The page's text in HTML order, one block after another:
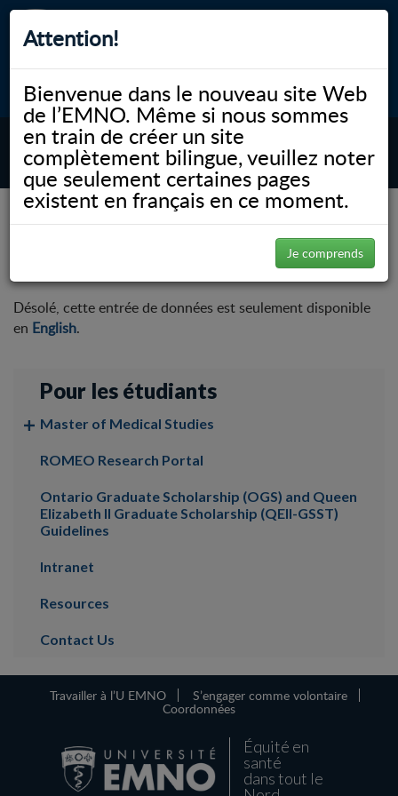
Attention!
Bienvenue dans le nouveau site Web
de l’EMNO. Même si nous sommes
en train de créer un site
complètement bilingue, veuillez noter
que seulement certaines pages
existent en français en ce moment.
Je comprends
myNOSM Accessibilité A- A+ English
MENU
NOSM.ca Recherche Pour les étudiants Funding Opportunities
Funding Opportunities
Désolé, cette entrée de données est seulement disponible
en English.
Pour les étudiants
Master of Medical Studies
ROMEO Research Portal
Ontario Graduate Scholarship (OGS) and Queen
Elizabeth II Graduate Scholarship (QEII-GSST)
Guidelines
Intranet
Resources
Contact Us
Travailler à l’U EMNO S’engager comme volontaire
Coordonnées
Équité en
santé
dans tout le